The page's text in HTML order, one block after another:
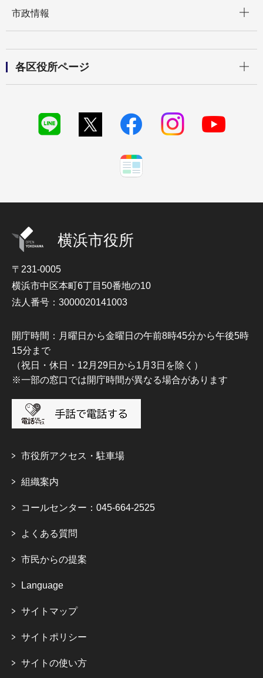
市政情報
各区役所ページ
横浜市役所
〒231-0005
横浜市中区本町6丁目50番地の10
法人番号：3000020141003
開庁時間：月曜日から金曜日の午前8時45分から午後5時
15分まで
（祝日・休日・12月29日から1月3日を除く）
※一部の窓口では開庁時間が異なる場合があります
市役所アクセス・駐車場
組織案内
コールセンター：045-664-2525
よくある質問
市民からの提案
Language
サイトマップ
サイトポリシー
サイトの使い方